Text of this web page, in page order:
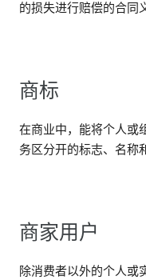
的损失进行赔偿的合同
商标
在商业中，能将个人或
务区分开的标志、名称
商家用户
除消费者以外的个人或